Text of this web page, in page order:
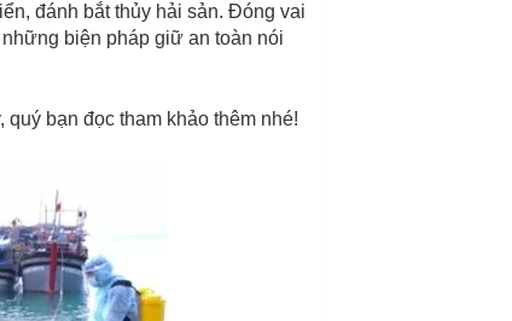
đánh bắt thủy hải sản. Đóng vai
biện pháp giữ an toàn nói
bạn đọc tham khảo thêm nhé!